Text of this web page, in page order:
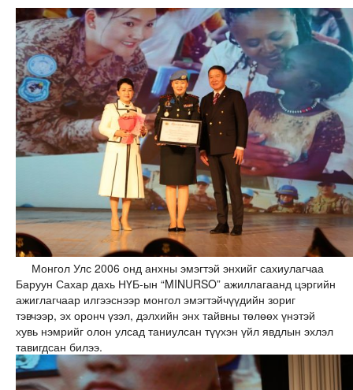
Монгол Улс 2006 онд анхны эмэгтэй энхийг сахиулагчаа
Баруун Сахар дахь НҮБ-ын “MINURSO” ажиллагаанд цэргийн
ажиглагчаар илгээснээр монгол эмэгтэйчүүдийн зориг
тэвчээр, эх оронч үзэл, дэлхийн энх тайвны төлөөх үнэтэй
хувь нэмрийг олон улсад таниулсан түүхэн үйл явдлын эхлэл
тавигдсан билээ.